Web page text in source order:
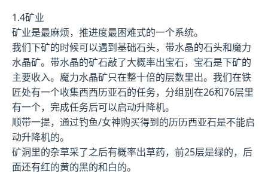
1.4矿业
矿业是最麻烦，推进度最困难式的一个系统。
我们下矿的时候可以遇到基础石头，带水晶的石头和魔力
水晶矿。带水晶的矿石敲了大概率出宝石，宝石是下矿的
主要收入。魔力水晶矿只在整十倍的层数里出。我们在铁
匠处有一个收集西西历亚石的任务，分组别在26和76层里
有一个，完成任务后可以启动升降机。
顺带一提，通过钓鱼/女神购买得到的历历西亚石是不能启
动升降机的。
矿洞里的杂草采了之后有概率出草药，前25层是绿的，后
面还有红的黄的黑的和白的。